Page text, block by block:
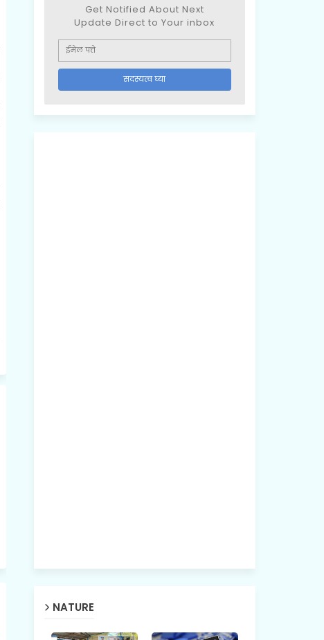
Get Notified About Next
Update Direct to Your inbox
NATURE